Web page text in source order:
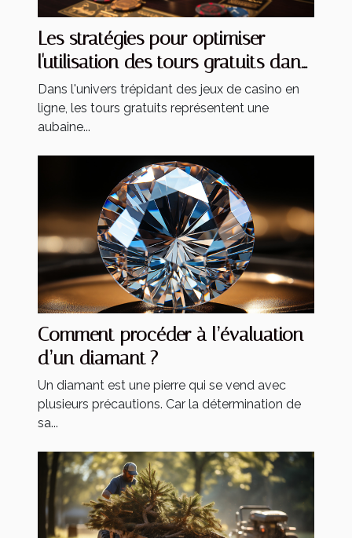
Les stratégies pour optimiser
l'utilisation des tours gratuits dans
les jeux de casino
Dans l'univers trépidant des jeux de casino en
ligne, les tours gratuits représentent une
aubaine...
Comment procéder à l’évaluation
d’un diamant ?
Un diamant est une pierre qui se vend avec
plusieurs précautions. Car la détermination de
sa...